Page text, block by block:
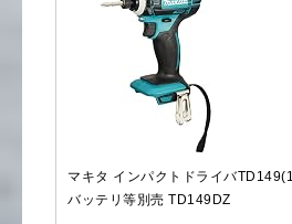
マキタ インパクトドライバ
バッテリ等別売 TD149DZ